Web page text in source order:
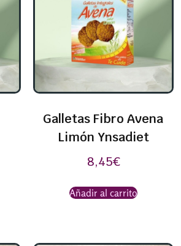
Galletas Fibro Avena
Limón Ynsadiet
8,45€
Añadir al carrito